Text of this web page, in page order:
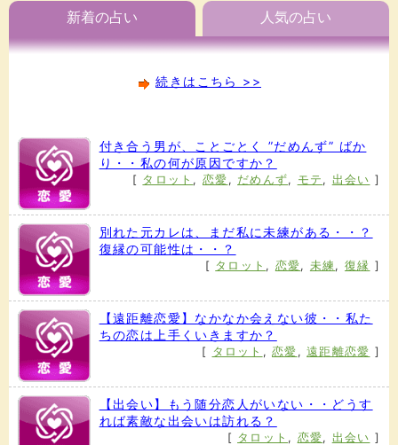
新着の占い 人気の占い
続きはこちら >>
付き合う男が、ことごとく ”だめんず” ばか
り・・私の何が原因ですか？
[ タロット , 恋愛 , だめんず, モテ , 出会い ]
別れた元カレは、まだ私に未練がある・・？
復縁の可能性は・・？
[ タロット , 恋愛, 未練, 復縁 ]
【遠距離恋愛】なかなか会えない彼・・私た
ちの恋は上手くいきますか？
[ タロット ,恋愛 ,遠距離恋愛 ]
【出会い】もう随分恋人がいない・・どうす
れば素敵な出会いは訪れる？
[ タロット , 恋愛, 出会い ]